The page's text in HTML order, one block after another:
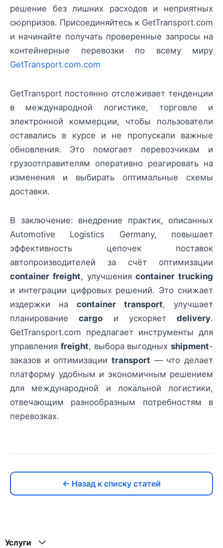
решение без лишних расходов и неприятных
сюрпризов. Присоединяйтесь к GetTransport.com
и начинайте получать проверенные запросы на
контейнерные перевозки по всему миру
GetTransport.com.com
GetTransport постоянно отслеживает тенденции
в международной логистике, торговле и
электронной коммерции, чтобы пользователи
оставались в курсе и не пропускали важные
обновления. Это помогает перевозчикам и
грузоотправителям оперативно реагировать на
изменения и выбирать оптимальные схемы
доставки.
В заключение: внедрение практик, описанных
Automotive Logistics Germany, повышает
эффективность цепочек поставок
автопроизводителей за счёт оптимизации
container freight, улучшенияcontainer trucking
и интеграции цифровых решений. Это снижает
издержки на container transport, улучшает
планированиеcargo и ускоряет delivery.
GetTransport.com предлагает инструменты для
управления freight, выбора выгодных shipment-
заказов и оптимизации transport — что делает
платформу удобным и экономичным решением
для международной и локальной логистики,
отвечающим разнообразным потребностям в
перевозках.
← Назад к списку статей
Услуги